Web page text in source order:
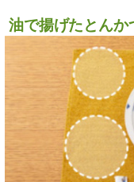
油で揚げたとんか